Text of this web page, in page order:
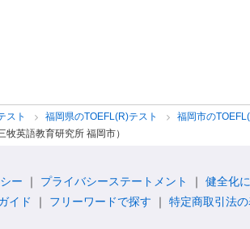
スト 福岡県のTOEFL(R)テスト
福岡市の
英語教育研究所 福岡市）
ー プライバシーステートメント 健全化
イド フリーワードで探す 特定商取引法